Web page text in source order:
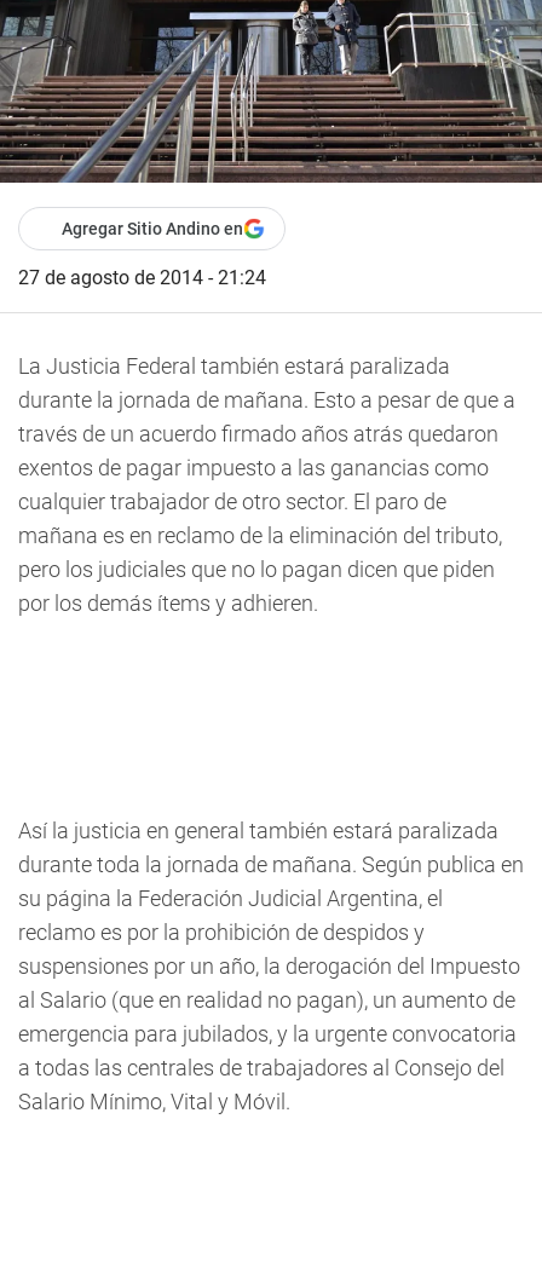
Agregar Sitio Andino en
27 de agosto de 2014 - 21:24
La Justicia Federal también estará paralizada
durante la jornada de mañana. Esto a pesar de que a
través de un acuerdo firmado años atrás quedaron
exentos de pagar impuesto a las ganancias como
cualquier trabajador de otro sector. El paro de
mañana es en reclamo de la eliminación del tributo,
pero los judiciales que no lo pagan dicen que piden
por los demás ítems y adhieren.
Así la justicia en general también estará paralizada
durante toda la jornada de mañana. Según publica en
su página la Federación Judicial Argentina, el
reclamo es por la prohibición de despidos y
suspensiones por un año, la derogación del Impuesto
al Salario (que en realidad no pagan), un aumento de
emergencia para jubilados, y la urgente convocatoria
a todas las centrales de trabajadores al Consejo del
Salario Mínimo, Vital y Móvil.